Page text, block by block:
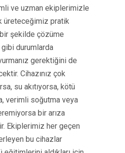
ve uzman ekiplerimizle
üreteceğimiz pratik
şekilde çözüme
durumlarda
gerektiğini de
Cihazınız çok
su akıtıyorsa, kötü
verimli soğutma veya
bir arıza
Ekiplerimiz her geçen
bu cihazlar